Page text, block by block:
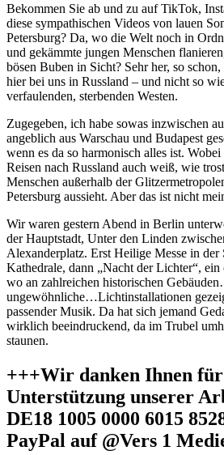
Bekommen Sie ab und zu auf TikTok,
diese sympathischen Videos von lauen
Petersburg? Da, wo die Welt noch in
und gekämmte jungen Menschen
bösen Buben in Sicht? Sehr her, so
hier bei uns in Russland – und nicht so
verfaulenden, sterbenden Westen.
Zugegeben, ich habe sowas inzwischen
angeblich aus Warschau und Budapest
wenn es da so harmonisch alles ist.
Reisen nach Russland auch weiß, wie
Menschen außerhalb der
Petersburg aussieht. Aber das ist nicht
Wir waren gestern Abend in Berlin
der Hauptstadt, Unter den Linden
Alexanderplatz. Erst Heilige Messe in
Kathedrale, dann „Nacht der Lichter“,
wo an zahlreichen historischen
ungewöhnliche…Lichtinstallationen
passender Musik. Da hat sich jemand
wirklich beeindruckend, da im Trubel
staunen.
+++Wir danken Ihnen
Unterstützung unserer
DE18 1005 0000 6015
PayPal auf @Vers 1